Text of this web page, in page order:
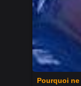
Pourquoi